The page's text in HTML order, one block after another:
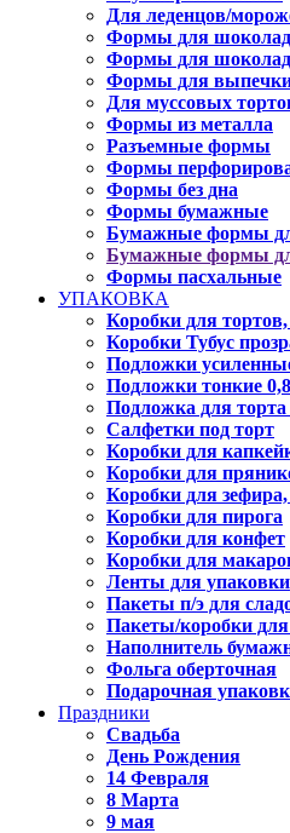
Для леденцов/
Формы для
Формы для
Формы для
Для муссовых
Формы из металла
Разъемные формы
Формы
Формы без дна
Формы бумажные
Бумажные формы
Бумажные формы
Формы пасхальные
УПАКОВКА
Коробки для
Коробки Тубус
Подложки
Подложки тонкие
Подложка для
Салфетки под торт
Коробки для
Коробки для
Коробки для
Коробки для пирога
Коробки для конфет
Коробки для
Ленты для упаковки
Пакеты п/э для
Пакеты/коробки
Наполнитель
Фольга оберточная
Подарочная
Праздники
Свадьба
День Рождения
14 Февраля
8 Марта
9 мая